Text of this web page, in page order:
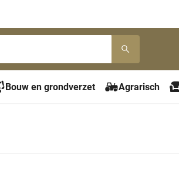
Bouw en grondverzet Agrarisch